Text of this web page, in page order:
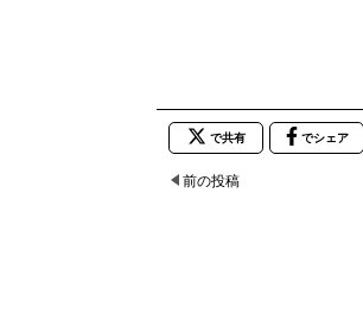
で共有 でシェア
前の投稿